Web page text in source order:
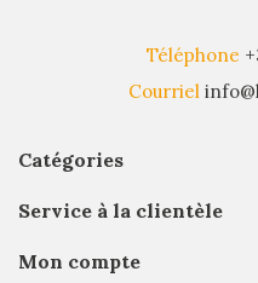
Téléphone
Courriel
Catégories
Service à la clientèle
Mon compte